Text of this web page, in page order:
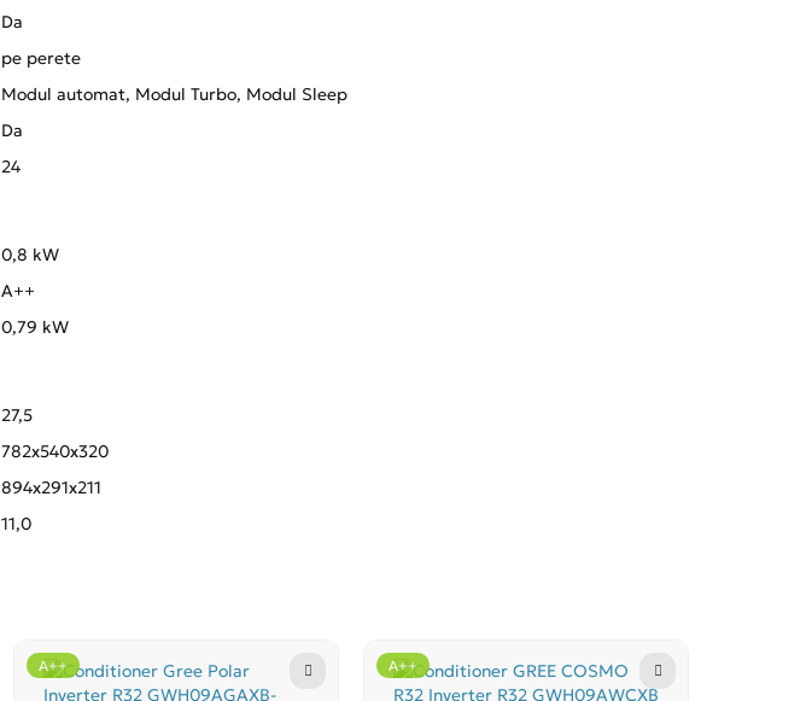
Da
pe perete
Modul automat, Modul Turbo, Modul Sleep
Da
24
0,8 kW
A++
0,79 kW
27,5
782x540x320
894x291x211
11,0
A++ A++